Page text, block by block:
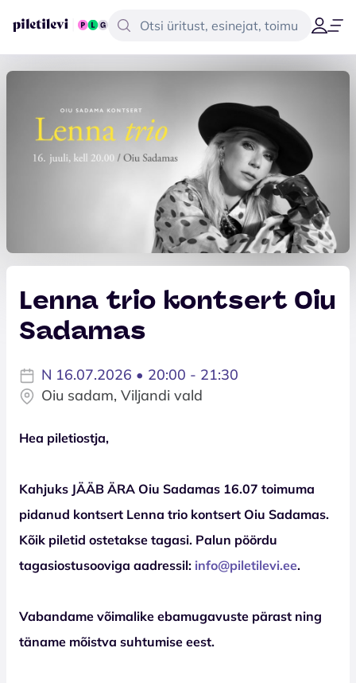
Lenna trio kontsert Oiu
Sadamas
N 16.07.2026 • 20:00 - 21:30
Oiu sadam, Viljandi vald
Hea piletiostja,
Kahjuks JÄÄB ÄRA Oiu Sadamas 16.07 toimuma
pidanud kontsert Lenna trio kontsert Oiu Sadamas.
Kõik piletid ostetakse tagasi. Palun pöördu
tagasiostusooviga aadressil: info@piletilevi.ee.
Vabandame võimalike ebamugavuste pärast ning
täname mõistva suhtumise eest.